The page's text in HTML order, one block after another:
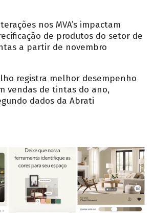
nos MVA’s impactam
de produtos do setor de
a partir de novembro
registra melhor desempenho
vendas de tintas do ano,
dados da Abrati